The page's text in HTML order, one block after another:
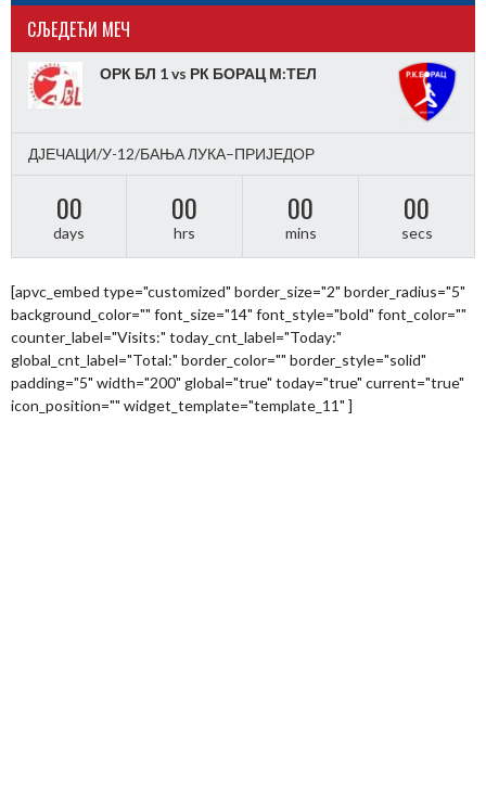
CЉЕДЕЋИ МЕЧ
ОРК БЛ 1 vs РК БОРАЦ М:ТЕЛ
ДЈЕЧАЦИ/У-12/БАЊА ЛУКА–ПРИЈЕДОР
00
days
00
hrs
00
mins
00
secs
[apvc_embed type="customized" border_size="2" border_radius="5"
background_color="" font_size="14" font_style="bold" font_color=""
counter_label="Visits:" today_cnt_label="Today:"
global_cnt_label="Total:" border_color="" border_style="solid"
padding="5" width="200" global="true" today="true" current="true"
icon_position="" widget_template="template_11" ]